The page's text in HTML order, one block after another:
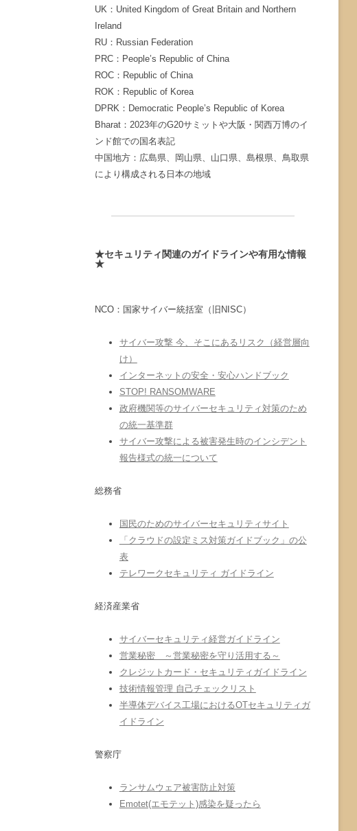
UK：United Kingdom of Great Britain and Northern
Ireland
RU：Russian Federation
PRC：People’s Republic of China
ROC：Republic of China
ROK：Republic of Korea
DPRK：Democratic People’s Republic of Korea
Bharat：2023年のG20サミットや大阪・関西万博のイ
ンド館での国名表記
中国地方：広島県、岡山県、山口県、島根県、鳥取県
により構成される日本の地域
★セキュリティ関連のガイドラインや有用な情報
★
NCO：国家サイバー統括室（旧NISC）
サイバー攻撃 今、そこにあるリスク（経営層向
け）
インターネットの安全・安心ハンドブック
STOP! RANSOMWARE
政府機関等のサイバーセキュリティ対策のため
の統一基準群
サイバー攻撃による被害発生時のインシデント
報告様式の統一について
総務省
国民のためのサイバーセキュリティサイト
「クラウドの設定ミス対策ガイドブック」の公
表
テレワークセキュリティ ガイドライン
経済産業省
サイバーセキュリティ経営ガイドライン
営業秘密 ～営業秘密を守り活用する～
クレジットカード・セキュリティガイドライン
技術情報管理 自己チェックリスト
半導体デバイス工場におけるOTセキュリティガ
イドライン
警察庁
ランサムウェア被害防止対策
Emotet(エモテット)感染を疑ったら